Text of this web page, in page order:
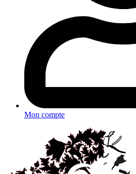
Mon compte